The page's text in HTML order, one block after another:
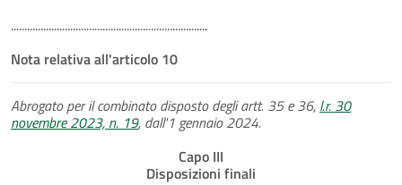
.........................................................................
Nota relativa all'articolo 10
Abrogato per il combinato disposto degli artt. 35 e 36, l.r. 30
novembre 2023, n. 19, dall'1 gennaio 2024.
Capo III
Disposizioni finali